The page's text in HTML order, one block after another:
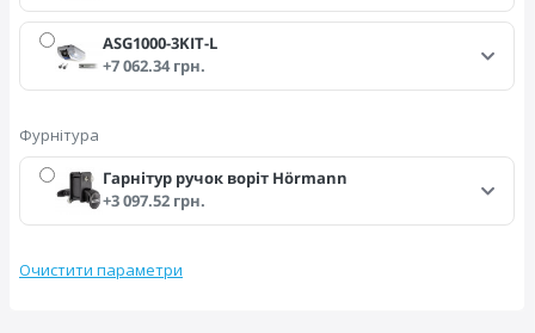
ASG1000-3KIT-L
+7 062.34 грн.
Фурнітура
Гарнітур ручок воріт Hörmann
+3 097.52 грн.
Очистити параметри